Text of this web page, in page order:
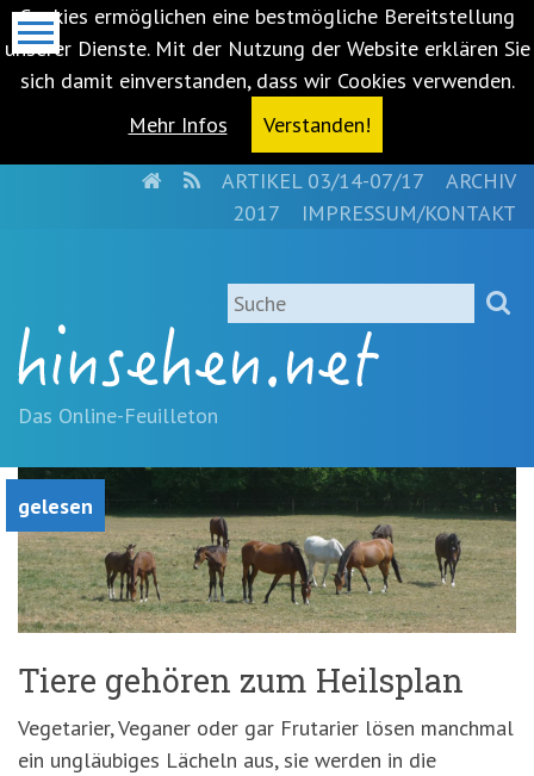
Cookies ermöglichen eine bestmögliche Bereitstellung
unserer Dienste. Mit der Nutzung der Website erklären Sie
sich damit einverstanden, dass wir Cookies verwenden.
Mehr Infos
Verstanden!
springen
(Accesskey
'1')Zur
springen
(Accesskey
'3')Zur
Suche
springen
(Accesskey
'2')
HOMERSSARTIKEL 03/14-07/17
ARCHIV
2017
IMPRESSUM/KONTAKT
Suche
Das Online-Feuilleton
gelesen
Tiere gehören zum Heilsplan
Vegetarier, Veganer oder gar Frutarier lösen manchmal
ein ungläubiges Lächeln aus, sie werden in die